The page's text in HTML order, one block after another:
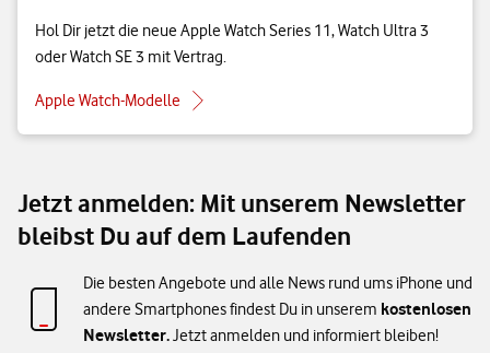
Hol Dir jetzt die neue Apple Watch Series 11, Watch Ultra 3
oder Watch SE 3 mit Vertrag.
Apple Watch-Modelle
Jetzt anmelden: Mit unserem Newsletter
bleibst Du auf dem Laufenden
Die besten Angebote und alle News rund ums iPhone und
andere Smartphones findest Du in unserem kostenlosen
Newsletter.Jetzt anmelden und informiert bleiben!